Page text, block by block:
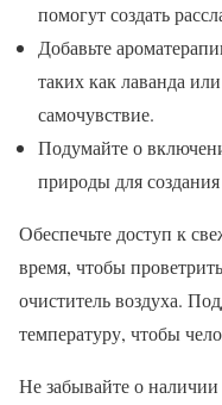
помогут создать
Добавьте
таких как лаванда
самочувствие.
Подумайте о
природы для
Обеспечьте доступ к
время, чтобы
очиститель воздуха.
температуру, чтобы
Не забывайте о